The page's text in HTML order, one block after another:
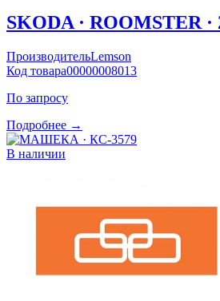
SKODA · ROOMSTER ·
ПроизводительLemson
Код товара00000008013
По запросу
Подробнее →
В наличии